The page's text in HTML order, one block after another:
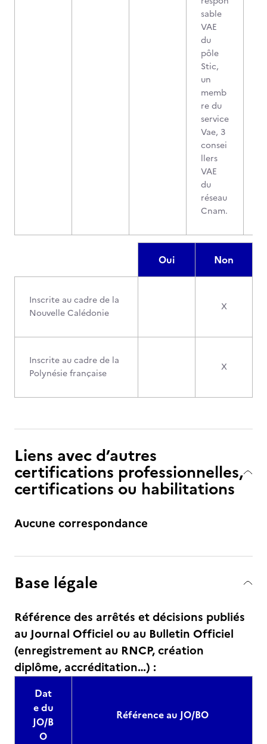
sable
VAE
du
pôle
Stic,
un
memb
re du
service
Vae, 3
consei
llers
VAE
du
réseau
Cnam.
Oui Non
Inscrite au cadre de la
Nouvelle Calédonie
X
Inscrite au cadre de la
Polynésie française
X
Liens avec d’autres
certifications professionnelles,
certifications ou habilitations
Aucune correspondance
Base légale
Référence des arrêtés et décisions publiés
au Journal Officiel ou au Bulletin Officiel
(enregistrement au RNCP, création
diplôme, accréditation…) :
Dat
e du
JO/B
O
Référence au JO/BO